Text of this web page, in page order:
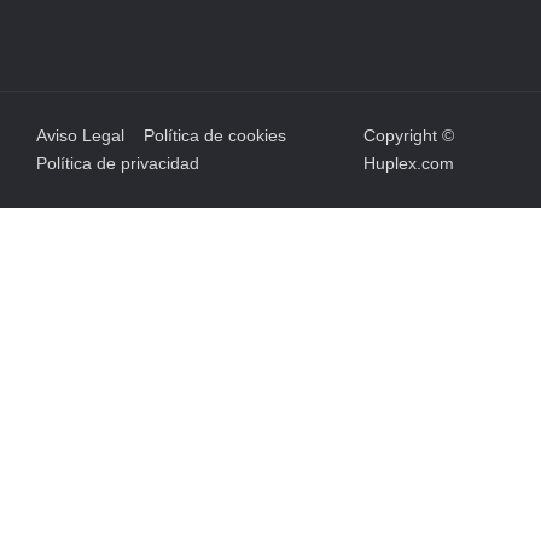
Aviso Legal
Política de cookies
Política de privacidad
Copyright ©
Huplex.com